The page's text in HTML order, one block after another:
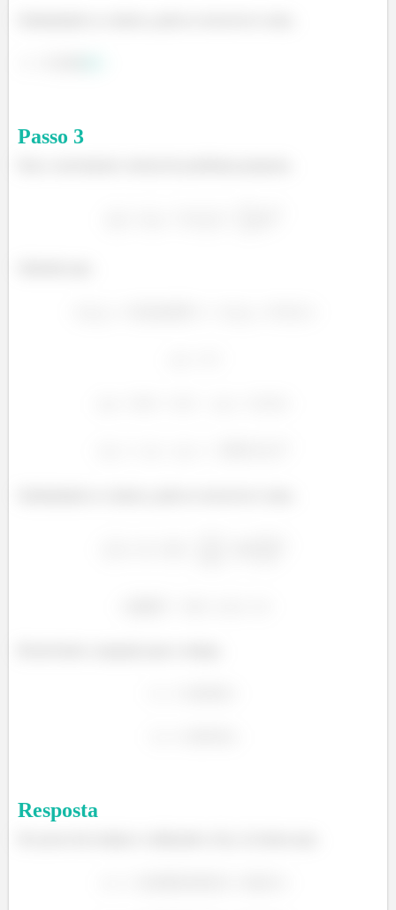
Passo 3
Resposta